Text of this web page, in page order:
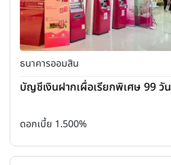
ธนาคารออมสิน
บัญชีเงินฝากเผื่อเรียกพิเศษ 99 วัน
ดอกเบี้ย 1.500%